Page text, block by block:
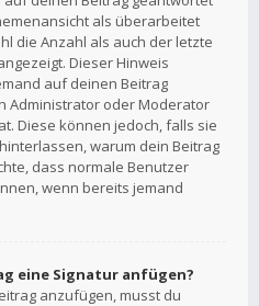
als überarbeitet
die Anzahl als auch der letzte
Dieser Hinweis
auf deinen Beitrag
Administrator oder Moderator
Diese können jedoch, falls sie
warum dein Beitrag
dass normale Benutzer
wenn bereits jemand
eine Signatur anfügen?
anzufügen, musst du